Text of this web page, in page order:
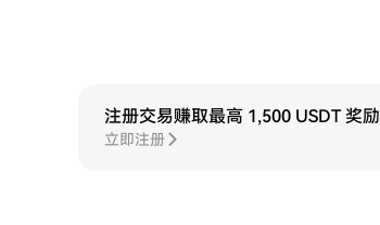
注册交易赚取最高 1,500 USDT 奖励
立即注册